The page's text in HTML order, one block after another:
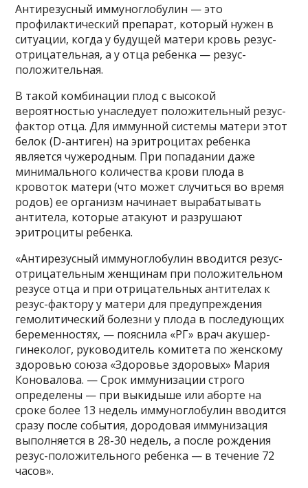
Антирезусный иммуноглобулин — это
профилактический препарат, который нужен в
ситуации, когда у будущей матери кровь резус-
отрицательная, а у отца ребенка — резус-
положительная.
В такой комбинации плод с высокой
вероятностью унаследует положительный резус-
фактор отца. Для иммунной системы матери этот
белок (D-антиген) на эритроцитах ребенка
является чужеродным. При попадании даже
минимального количества крови плода в
кровоток матери (что может случиться во время
родов) ее организм начинает вырабатывать
антитела, которые атакуют и разрушают
эритроциты ребенка.
«Антирезусный иммуноглобулин вводится резус-
отрицательным женщинам при положительном
резусе отца и при отрицательных антителах к
резус-фактору у матери для предупреждения
гемолитический болезни у плода в последующих
беременностях, — пояснила «РГ» врач акушер-
гинеколог, руководитель комитета по женскому
здоровью союза «Здоровье здоровых» Мария
Коновалова. — Срок иммунизации строго
определены — при выкидыше или аборте на
сроке более 13 недель иммуноглобулин вводится
сразу после события, дородовая иммунизация
выполняется в 28-30 недель, а после рождения
резус-положительного ребенка — в течение 72
часов».